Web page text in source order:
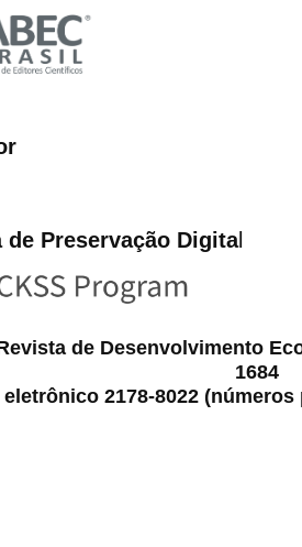
de Preservação Digital
de Desenvolvimento
1684
eletrônico 2178-8022